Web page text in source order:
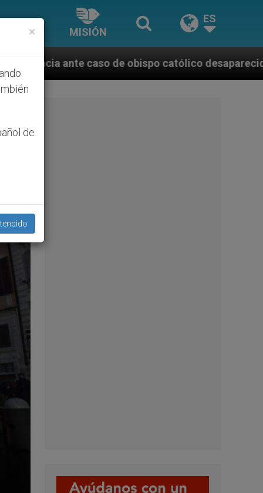
MISIÓN
ES
desaparecido por la dictadura nicaragüense
×
de